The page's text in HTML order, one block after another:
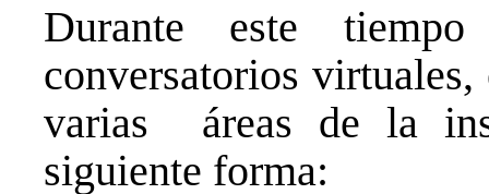
Durante este
conversatorios
varias áreas de la
siguiente forma: